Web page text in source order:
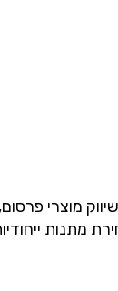
מתנות